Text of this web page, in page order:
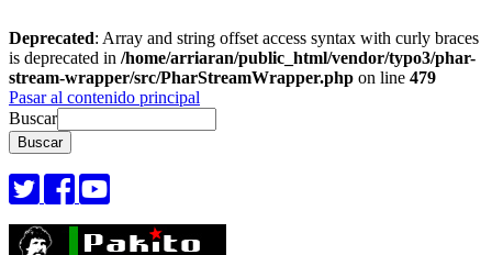
Deprecated: Array and string offset access syntax with curly braces
is deprecated in /home/arriaran/public_html/vendor/typo3/phar-
stream-wrapper/src/PharStreamWrapper.php on line 479
Pasar al contenido principal
Buscar